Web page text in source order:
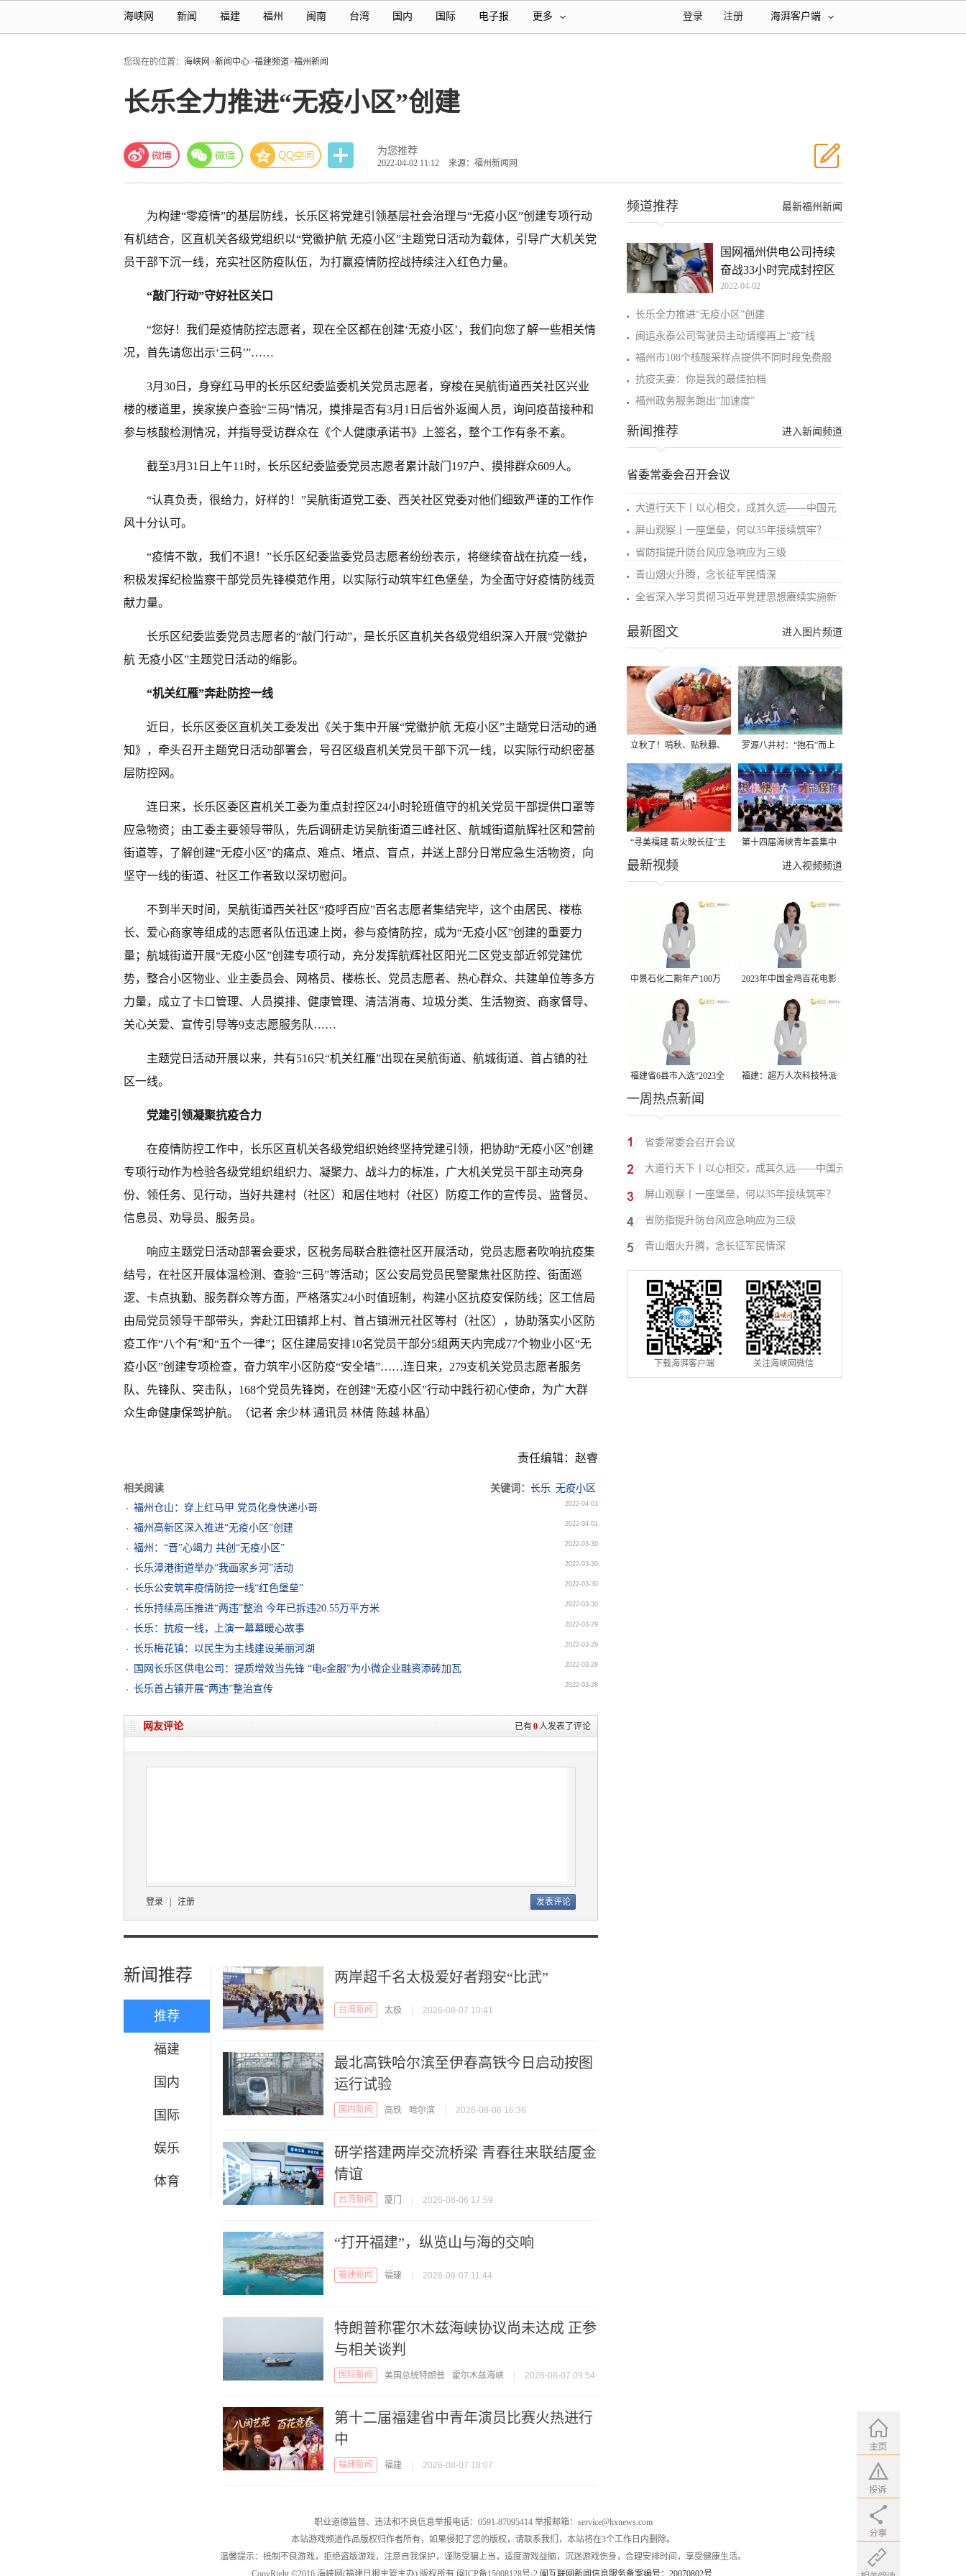
海峡网 新闻 福建 福州 闽南 台湾 国内 国际 电子报 更多 海湃客户端
注册
登录
您现在的位置： 海峡网>新闻中心>福建频道>福州新闻
长乐全力推进“无疫小区”创建
为您推荐
2022-04-02 11:12 来源：福州新闻网
为构建“零疫情”的基层防线，长乐区将党建引领基层社会治理与“无疫小区”创建专项行动
有机结合，区直机关各级党组织以“党徽护航 无疫小区”主题党日活动为载体，引导广大机关党
员干部下沉一线，充实社区防疫队伍，为打赢疫情防控战持续注入红色力量。
“敲门行动”守好社区关口
“您好！我们是疫情防控志愿者，现在全区都在创建‘无疫小区’，我们向您了解一些相关情
况，首先请您出示‘三码’”……
3月30日，身穿红马甲的长乐区纪委监委机关党员志愿者，穿梭在吴航街道西关社区兴业
楼的楼道里，挨家挨户查验“三码”情况，摸排是否有3月1日后省外返闽人员，询问疫苗接种和
参与核酸检测情况，并指导受访群众在《个人健康承诺书》上签名，整个工作有条不紊。
截至3月31日上午11时，长乐区纪委监委党员志愿者累计敲门197户、摸排群众609人。
“认真负责，很给力，好样的！”吴航街道党工委、西关社区党委对他们细致严谨的工作作
风十分认可。
“疫情不散，我们不退！”长乐区纪委监委党员志愿者纷纷表示，将继续奋战在抗疫一线，
积极发挥纪检监察干部党员先锋模范作用，以实际行动筑牢红色堡垒，为全面守好疫情防线贡
献力量。
长乐区纪委监委党员志愿者的“敲门行动”，是长乐区直机关各级党组织深入开展“党徽护
航 无疫小区”主题党日活动的缩影。
“机关红雁”奔赴防控一线
近日，长乐区委区直机关工委发出《关于集中开展“党徽护航 无疫小区”主题党日活动的通
知》，牵头召开主题党日活动部署会，号召区级直机关党员干部下沉一线，以实际行动织密基
层防控网。
连日来，长乐区委区直机关工委为重点封控区24小时轮班值守的机关党员干部提供口罩等
应急物资；由工委主要领导带队，先后调研走访吴航街道三峰社区、航城街道航辉社区和营前
街道等，了解创建“无疫小区”的痛点、难点、堵点、盲点，并送上部分日常应急生活物资，向
坚守一线的街道、社区工作者致以深切慰问。
不到半天时间，吴航街道西关社区“疫呼百应”百名志愿者集结完毕，这个由居民、楼栋
长、爱心商家等组成的志愿者队伍迅速上岗，参与疫情防控，成为“无疫小区”创建的重要力
量；航城街道开展“无疫小区”创建专项行动，充分发挥航辉社区阳光二区党支部近邻党建优
势，整合小区物业、业主委员会、网格员、楼栋长、党员志愿者、热心群众、共建单位等多方
力量，成立了卡口管理、人员摸排、健康管理、清洁消毒、垃圾分类、生活物资、商家督导、
关心关爱、宣传引导等9支志愿服务队……
主题党日活动开展以来，共有516只“机关红雁”出现在吴航街道、航城街道、首占镇的社
区一线。
党建引领凝聚抗疫合力
在疫情防控工作中，长乐区直机关各级党组织始终坚持党建引领，把协助“无疫小区”创建
专项行动作为检验各级党组织组织力、凝聚力、战斗力的标准，广大机关党员干部主动亮身
份、领任务、见行动，当好共建村（社区）和居住地村（社区）防疫工作的宣传员、监督员、
信息员、劝导员、服务员。
响应主题党日活动部署会要求，区税务局联合胜德社区开展活动，党员志愿者吹响抗疫集
结号，在社区开展体温检测、查验“三码”等活动；区公安局党员民警聚焦社区防控、街面巡
逻、卡点执勤、服务群众等方面，严格落实24小时值班制，构建小区抗疫安保防线；区工信局
由局党员领导干部带头，奔赴江田镇邦上村、首占镇洲元社区等村（社区），协助落实小区防
疫工作“八个有”和“五个一律”；区住建局安排10名党员干部分5组两天内完成77个物业小区“无
疫小区”创建专项检查，奋力筑牢小区防疫“安全墙”……连日来，279支机关党员志愿者服务
队、先锋队、突击队，168个党员先锋岗，在创建“无疫小区”行动中践行初心使命，为广大群
众生命健康保驾护航。（记者 余少林 通讯员 林倩 陈越 林晶）
责任编辑：赵睿
相关阅读 关键词： 长乐 无疫小区
福州仓山：穿上红马甲 党员化身快递小哥
2022-04-01
福州高新区深入推进“无疫小区”创建 2022-04-01
福州：“晋”心竭力 共创“无疫小区” 2022-03-30
长乐漳港街道举办“我画家乡河”活动 2022-03-30
长乐公安筑牢疫情防控一线“红色堡垒” 2022-03-30
长乐持续高压推进“两违”整治 今年已拆违20.55万平方米 2022-03-30
长乐：抗疫一线，上演一幕幕暖心故事 2022-03-29
长乐梅花镇：以民生为主线建设美丽河湖 2022-03-29
国网长乐区供电公司：提质增效当先锋 “电e金服”为小微企业融资添砖加瓦 2022-03-28
长乐首占镇开展“两违”整治宣传 2022-03-28
已有0人发表了评论
网友评论
登录 注册
新闻推荐
推荐
福建
国内
国际
娱乐
体育
两岸超千名太极爱好者翔安“比武”
台湾新闻 太极 2026-08-07 10:41
最北高铁哈尔滨至伊春高铁今日启动按图
运行试验
国内新闻 高铁 哈尔滨 2026-08-06 16:36
研学搭建两岸交流桥梁 青春往来联结厦金
情谊
台湾新闻 厦门 2026-08-06 17:59
“打开福建”，纵览山与海的交响
福建新闻 福建 2026-08-07 11:44
特朗普称霍尔木兹海峡协议尚未达成 正参
与相关谈判
国际新闻 美国总统特朗普 霍尔木兹海峡 2026-08-07 09:54
第十二届福建省中青年演员比赛火热进行
中
福建新闻 福建 2026-08-07 18:07
最新福州新闻
频道推荐
国网福州供电公司持续
奋战33小时完成封控区
变
2022-04-02
长乐全力推进“无疫小区”创建
闽运永泰公司驾驶员主动请缨再上“疫”线
福州市108个核酸采样点提供不同时段免费服
抗疫夫妻：你是我的最佳拍档
福州政务服务跑出“加速度”
进入新闻频道
新闻推荐
省委常委会召开会议
大道行天下丨以心相交，成其久远——中国元
屏山观察丨一座堡垒，何以35年接续筑牢？
省防指提升防台风应急响应为三级
青山烟火升腾，念长征军民情深
全省深入学习贯彻习近平党建思想赓续实施新
进入图片频道
最新图文
立秋了！啃秋、贴秋膘、
晒秋，福建人这样过才够
味→
罗源八井村：“抱石”而上
“寻美福建 薪火映长征”主
题活动在龙岩长汀启动
第十四届海峡青年荟集中
阶段活动在福州举行
进入视频频道
最新视频
中景石化二期年产100万
吨丙烷脱氢项目建成中交
2023年中国金鸡百花电影
节有福电影巡展31日启动
福建省6县市入选“2023全
国县域发展潜力百强县”
福建：超万人次科技特派
一周热点新闻
省委常委会召开会议
大道行天下丨以心相交，成其久远——中国元
首外交的世界情怀与大国气派
屏山观察丨一座堡垒，何以35年接续筑牢？
省防指提升防台风应急响应为三级
青山烟火升腾，念长征军民情深
下载海湃客户端 关注海峡网微信
职业道德监督、违法和不良信息举报电话：0591-87095414 举报邮箱：service@hxnews.com
本站游戏频道作品版权归作者所有，如果侵犯了您的版权，请联系我们，本站将在3个工作日内删除。
温馨提示：抵制不良游戏，拒绝盗版游戏，注意自我保护，谨防受骗上当，适度游戏益脑，沉迷游戏伤身，合理安排时间，享受健康生活。
CopyRight ©2016 海峡网(福建日报主管主办) 版权所有 闽ICP备15008128号-2 闽互联网新闻信息服务备案编号：20070802号